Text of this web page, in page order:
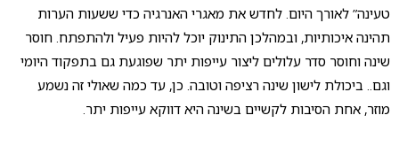
טעינה” לאורך היום. לחדש את מאגרי האנרגיה כדי ששעות הערות
תהינה איכותיות, ובמהלכן התינוק יוכל להיות פעיל ולהתפתח. חוסר
שינה וחוסר סדר עלולים ליצור עייפות יתר שפוגעת גם בתפקוד היומי
וגם.. ביכולת לישון שינה רציפה וטובה. כן, עד כמה שאולי זה נשמע
מוזר, אחת הסיבות לקשיים בשינה היא דווקא עייפות יתר.